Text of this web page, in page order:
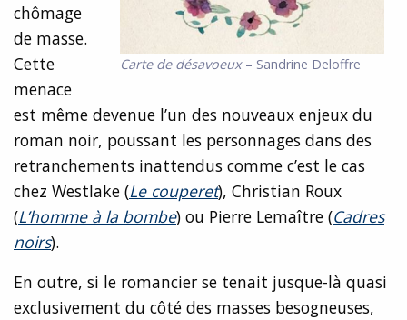
Carte de désavoeux– Sandrine Deloffre
chômage
de masse.
Cette
menace
est même devenue l’un des nouveaux enjeux du
roman noir, poussant les personnages dans des
retranchements inattendus comme c’est le cas
chez Westlake (Le couperet), Christian Roux
(L’homme à la bombe) ou Pierre Lemaître (Cadres
noirs).
En outre, si le romancier se tenait jusque-là quasi
exclusivement du côté des masses besogneuses,